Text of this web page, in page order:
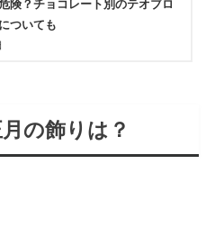
険？チョコレート別のテオブロ
ついても
の飾りは？